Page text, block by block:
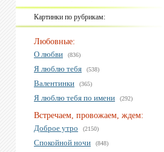
Картинки по рубрикам:
Любовные:
О любви
(836)
Я люблю тебя (538)
Валентинки (365)
Я люблю тебя по имени (292)
Встречаем, провожаем, ждем:
Доброе утро
(2150)
Спокойной ночи (848)